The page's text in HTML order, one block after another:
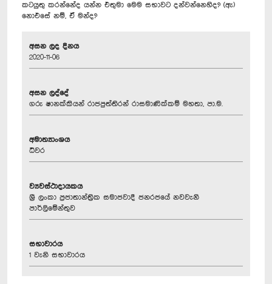
කටයුතු කරන්නේද යන්න එතුමා මෙම සභාවට දන්වන්නෙහිද? (ඇ)
නොඑසේ නම්, ඒ මන්ද?
අසන ලද දිනය
2020-11-06
අසන ලද්දේ
ගරු ෂානක්කියන් රාජපුත්තිරන් රාසමාණික්කම් මහතා, පා.ම.
අමාත්‍යාංශය
ධීවර
ව්‍යවස්ථාදායකය
ශ්‍රී ලංකා ප්‍රජාතාන්ත්‍රික සමාජවාදී ජනරජයේ නවවැනි
පාර්ලිමේන්තුව
සභාවාරය
1 වැනි සභාවාරය